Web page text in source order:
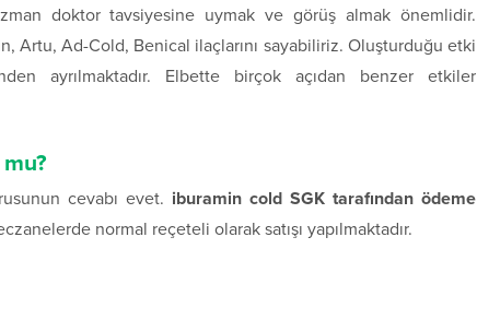
doktor tavsiyesine uymak ve görüş almak önemlidir.
Artu, Ad-Cold, Benical ilaçlarını sayabiliriz. Oluşturduğu etki
ayrılmaktadır. Elbette birçok açıdan benzer etkiler
cevabı evet. iburamin cold SGK tarafından ödeme
normal reçeteli olarak satışı yapılmaktadır.